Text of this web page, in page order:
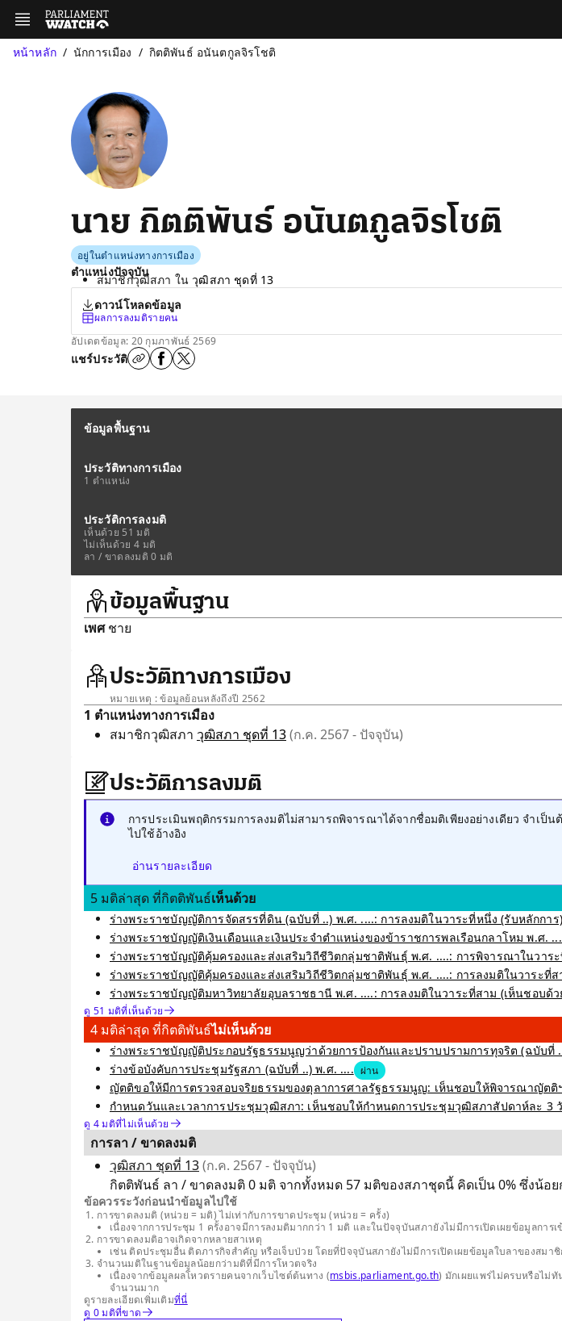
หน้าหลัก นักการเมือง กิตติพันธ์ อนันตกูลจิรโชติ
นาย กิตติพันธ์ อนันตกูลจิรโชติ
อยู่ในตำแหน่งทางการเมือง
ตำแหน่งปัจจุบัน
สมาชิกวุฒิสภา ในวุฒิสภา ชุดที่ 13
ดาวน์โหลดข้อมูล
ผลการลงมติรายคน
อัปเดตข้อมูล: 20 กุมภาพันธ์ 2569
แชร์ประวัติ
ข้อมูลพื้นฐาน
ประวัติทางการเมือง
1 ตำแหน่ง
ประวัติการลงมติ
เห็นด้วย 51 มติ
ไม่เห็นด้วย 4 มติ
ลา / ขาดลงมติ 0 มติ
ข้อมูลพื้นฐาน
เพศชาย
ประวัติทางการเมือง
หมายเหตุ : ข้อมูลย้อนหลังถึงปี 2562
1 ตำแหน่งทางการเมือง
สมาชิกวุฒิสภา วุฒิสภา ชุดที่ 13(ก.ค. 2567 - ปัจจุบัน)
ประวัติการลงมติ
การประเมินพฤติกรรมการลงมติไม่สามารถพิจารณาได้จากชื่อมติเพียงอย่างเดียว จำ
ไปใช้อ้างอิง
อ่านรายละเอียด
5 มติล่าสุด ที่กิตติพันธ์เห็นด้วย
ร่างพระราชบัญญัติการจัดสรรที่ดิน (ฉบับที่ ..) พ.ศ. ....: การลงมติในวาระที่หนึ่ง (รับหลักการ)
ร่างพระราชบัญญัติเงินเดือนและเงินประจำตำแหน่งของข้าราชการพลเรือนกลาโหม พ.ศ.
ร่างพระราชบัญญัติคุ้มครองและส่งเสริมวิถีชีวิตกลุ่มชาติพันธุ์ พ.ศ. ....: การพิจารณาในวาร
ร่างพระราชบัญญัติคุ้มครองและส่งเสริมวิถีชีวิตกลุ่มชาติพันธุ์ พ.ศ. ....: การลงมติในวาระที่ส
ร่างพระราชบัญญัติมหาวิทยาลัยอุบลราชธานี พ.ศ. ....: การลงมติในวาระที่สาม (เห็นชอบ
ดู 51 มติที่เห็นด้วย
4 มติล่าสุด ที่กิตติพันธ์ไม่เห็นด้วย
ร่างพระราชบัญญัติประกอบรัฐธรรมนูญว่าด้วยการป้องกันและปราบปรามการทุจริต (ฉบับ
ร่างข้อบังคับการประชุมรัฐสภา (ฉบับที่ ..) พ.ศ. .... ผ่าน
ญัตติขอให้มีการตรวจสอบจริยธรรมของตุลาการศาลรัฐธรรมนูญ: เห็นชอบให้พิจารณาญัตติ
กำหนดวันและเวลาการประชุมวุฒิสภา: เห็นชอบให้กำหนดการประชุมวุฒิสภาสัปดาห์ละ 3
ดู 4 มติที่ไม่เห็นด้วย
การลา / ขาดลงมติ
วุฒิสภา ชุดที่ 13(ก.ค. 2567 - ปัจจุบัน)
กิตติพันธ์ ลา / ขาดลงมติ 0 มติ จากทั้งหมด 57 มติของสภาชุดนี้ คิดเป็น 0% ซึ่งน้อ
ข้อควรระวังก่อนนำข้อมูลไปใช้
การขาดลงมติ (หน่วย = มติ) ไม่เท่ากับการขาดประชุม (หน่วย = ครั้ง)
เนื่องจากการประชุม 1 ครั้งอาจมีการลงมติมากกว่า 1 มติ และในปัจจุบันสภายังไม่มีการเปิดเผยข้อมูลการ
การขาดลงมติอาจเกิดจากหลายสาเหตุ
เช่น ติดประชุมอื่น ติดภารกิจสำคัญ หรือเจ็บป่วย โดยที่ปัจจุบันสภายังไม่มีการเปิดเผยข้อมูลใบลาของสม
จำนวนมติในฐานข้อมูลน้อยกว่ามติที่มีการโหวตจริง
เนื่องจากข้อมูลผลโหวตรายคนจากเว็บไซต์ต้นทาง (msbis.parliament.go.th) มักเผยแพร่ไม่ครบหรือไม่
จำนวนมาก
ดูรายละเอียดเพิ่มเติมที่นี่
ดู 0 มติที่ขาด